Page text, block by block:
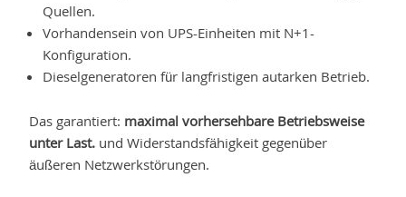
Quellen.
Vorhandensein von UPS-Einheiten mit N+1-
Konfiguration.
Dieselgeneratoren für langfristigen autarken Betrieb.
Das garantiert: maximal vorhersehbare Betriebsweise
unter Last. und Widerstandsfähigkeit gegenüber
äußeren Netzwerkstörungen.